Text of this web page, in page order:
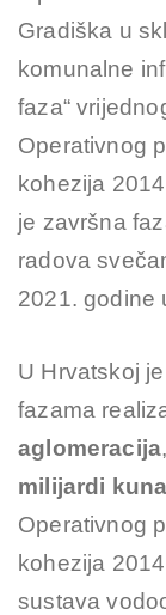
Gradiška u
komunalne
faza“
Operativnog
kohezija
je završna
radova
2021. godine
U Hrvatskoj
fazama
aglomeracija
milijardi kuna
Operativnog
kohezija
sustava